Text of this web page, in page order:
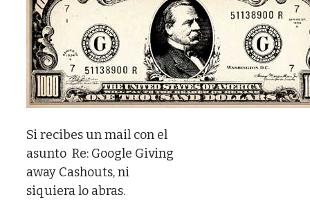
Si recibes un mail con el
asunto Re: Google Giving
away Cashouts, ni
siquiera lo abras.